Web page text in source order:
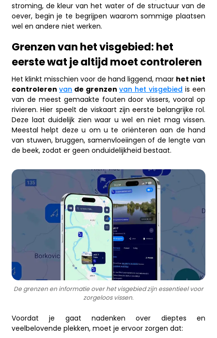
stroming, de kleur van het water of de structuur van de
oever, begin je te begrijpen waarom sommige plaatsen
wel en andere niet werken.
Grenzen van het visgebied: het
eerste wat je altijd moet controleren
Het klinkt misschien voor de hand liggend, maar het niet
controleren van de grenzen van het visgebied is een
van de meest gemaakte fouten door vissers, vooral op
rivieren. Hier speelt de viskaart zijn eerste belangrijke rol.
Deze laat duidelijk zien waar u wel en niet mag vissen.
Meestal helpt deze u om u te oriënteren aan de hand
van stuwen, bruggen, samenvloeiingen of de lengte van
de beek, zodat er geen onduidelijkheid bestaat.
De grenzen en informatie over het visgebied zijn essentieel voor
zorgeloos vissen.
Voordat je gaat nadenken over dieptes en
veelbelovende plekken, moet je ervoor zorgen dat: